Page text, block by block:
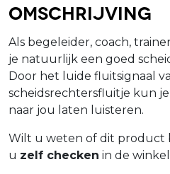
Omschrijving
Als begeleider, coach,
je natuurlijk een goed
Door het luide fluitsignaal
scheidsrechtersfluitje kun
naar jou laten luisteren.
Wilt u weten of dit product
u zelf checken in de